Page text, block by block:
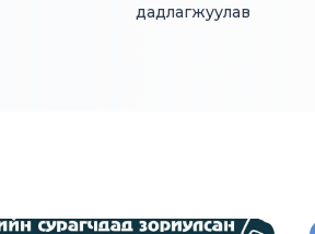
дадлагжуулав